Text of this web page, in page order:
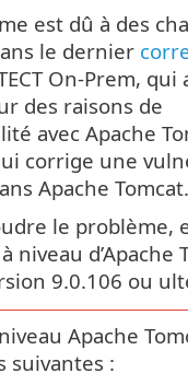
est dû à des
le dernier
On-Prem, qui
des raisons de
avec Apache
corrige une
Apache Tomcat.
le problème,
niveau d’Apache
9.0.106 ou
Apache
suivantes :